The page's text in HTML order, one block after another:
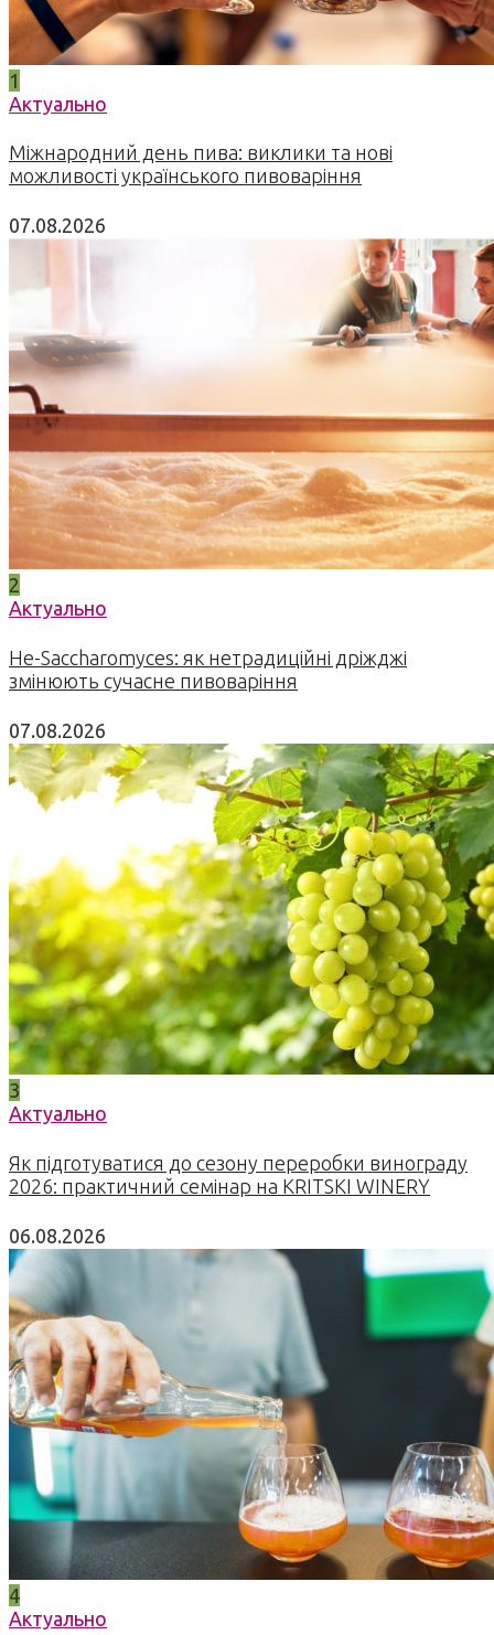
1
Актуально
Міжнародний день пива: виклики та нові
можливості українського пивоваріння
07.08.2026
2
Актуально
Не-Saccharomyces: як нетрадиційні дріжджі
змінюють сучасне пивоваріння
07.08.2026
3
Актуально
Як підготуватися до сезону переробки винограду
2026: практичний семінар на KRITSKI WINERY
06.08.2026
4
Актуально